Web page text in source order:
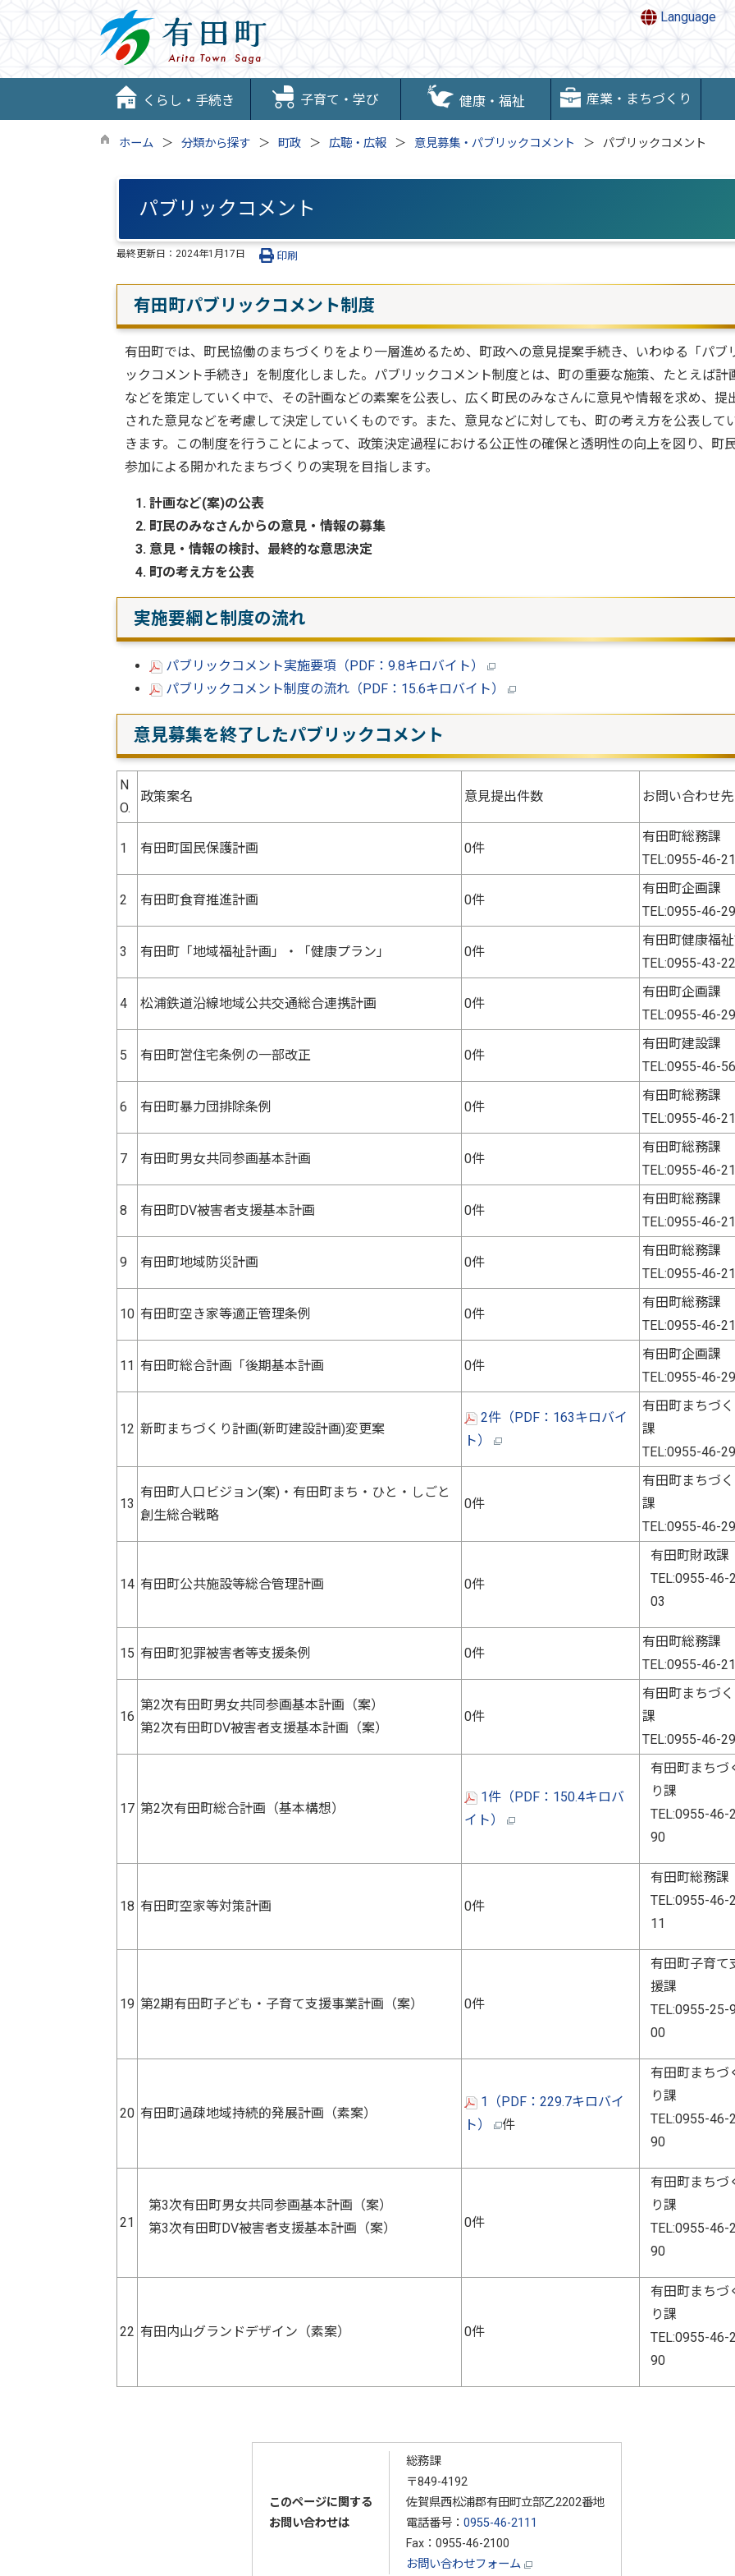
Language
くらし・手続き 子育て・学び 健康・福祉 産業・まちづくり
ホーム 分類から探す 町政 広聴・広報 意見募集・パブリックコメント パブリックコメント
パブリックコメント
最終更新日： 2024年1月17日 印刷
有田町パブリックコメント制度
有田町では、町民協働のまちづくりをより一層進めるため、町政への意見提案手続き、いわゆる「パブ
ックコメント手続き」を制度化しました。パブリックコメント制度とは、町の重要な施策、たとえば計
などを策定していく中で、その計画などの素案を公表し、広く町民のみなさんに意見や情報を求め、提
された意見などを考慮して決定していくものです。また、意見などに対しても、町の考え方を公表して
きます。この制度を行うことによって、政策決定過程における公正性の確保と透明性の向上を図り、町
参加による開かれたまちづくりの実現を目指します。
計画など(案)の公表
町民のみなさんからの意見・情報の募集
意見・情報の検討、最終的な意思決定
町の考え方を公表
実施要綱と制度の流れ
パブリックコメント実施要項（PDF：9.8キロバイト）
パブリックコメント制度の流れ（PDF：15.6キロバイト）
意見募集を終了したパブリックコメント
N
O.
政策案名 意見提出件数 お問い合わせ先
1 有田町国民保護計画 0件
有田町総務課
TEL:0955-46-
2 有田町食育推進計画 0件
有田町企画課
TEL:0955-46-
3 有田町「地域福祉計画」・「健康プラン」 0件
有田町健康福
TEL:0955-43-
4 松浦鉄道沿線地域公共交通総合連携計画 0件
有田町企画課
TEL:0955-46-
5 有田町営住宅条例の一部改正 0件
有田町建設課
TEL:0955-46-
6 有田町暴力団排除条例 0件
有田町総務課
TEL:0955-46-
7 有田町男女共同参画基本計画 0件
有田町総務課
TEL:0955-46-
8 有田町DV被害者支援基本計画 0件
有田町総務課
TEL:0955-46-
9 有田町地域防災計画 0件
有田町総務課
TEL:0955-46-
10 有田町空き家等適正管理条例 0件
有田町総務課
TEL:0955-46-
11 有田町総合計画「後期基本計画 0件
有田町企画課
TEL:0955-46-
12 新町まちづくり計画(新町建設計画)変更案
2件（PDF：163キロバイ
ト）
有田町まちづく
課
TEL:0955-46-
13
有田町人口ビジョン(案)・有田町まち・ひと・しごと
創生総合戦略
0件
有田町まちづく
課
TEL:0955-46-
14 有田町公共施設等総合管理計画 0件
有田町財政課
TEL:0955-46-
03
15 有田町犯罪被害者等支援条例 0件
有田町総務課
TEL:0955-46-
16
第2次有田町男女共同参画基本計画（案）
第2次有田町DV被害者支援基本計画（案）
0件
有田町まちづく
課
TEL:0955-46-
17 第2次有田町総合計画（基本構想）
1件（PDF：150.4キロバ
イト）
有田町まちづ
り課
TEL:0955-46-
90
18 有田町空家等対策計画 0件
有田町総務課
TEL:0955-46-
11
19 第2期有田町子ども・子育て支援事業計画（案） 0件
有田町子育て
援課
TEL:0955-25-
00
20 有田町過疎地域持続的発展計画（素案）
1（PDF：229.7キロバイ
ト）
件
有田町まちづ
り課
TEL:0955-46-
90
21
第3次有田町男女共同参画基本計画（案）
第3次有田町DV被害者支援基本計画（案）
0件
有田町まちづ
り課
TEL:0955-46-
90
22 有田内山グランドデザイン（素案） 0件
有田町まちづ
り課
TEL:0955-46-
90
このページに関する
お問い合わせは
総務課
〒849-4192
佐賀県西松浦郡有田町立部乙2202番地
電話番号： 0955-46-2111
Fax：0955-46-2100
お問い合わせフォーム